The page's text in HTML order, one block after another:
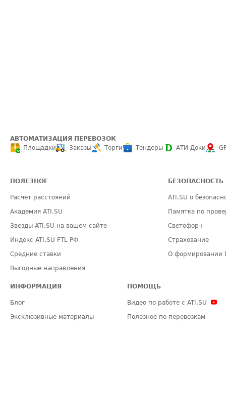
АВТОМАТИЗАЦИЯ ПЕРЕВОЗОК
Площадки
Заказы Торги Тендеры АТИ-Доки
ПОЛЕЗНОЕ
Расчет расстояний
Академия ATI.SU
Звезды ATI.SU на вашем сайте
Индекс ATI.SU FTL РФ
Средние ставки
Выгодные направления
БЕЗОПАСНОСТЬ
ATI.SU о
Памятка по
Светофор+
Страхование
О формировании
ИНФОРМАЦИЯ
Блог
Эксклюзивные материалы
ПОМОЩЬ
Видео по работе с ATI.SU
Полезное по перевозкам